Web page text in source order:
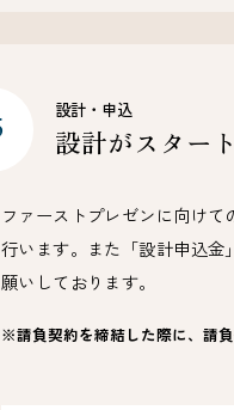
設計・申込
設計がスター
ファーストプレゼンに向け
行います。また「設計申込
願いしております。
※請負契約を締結した際に、請